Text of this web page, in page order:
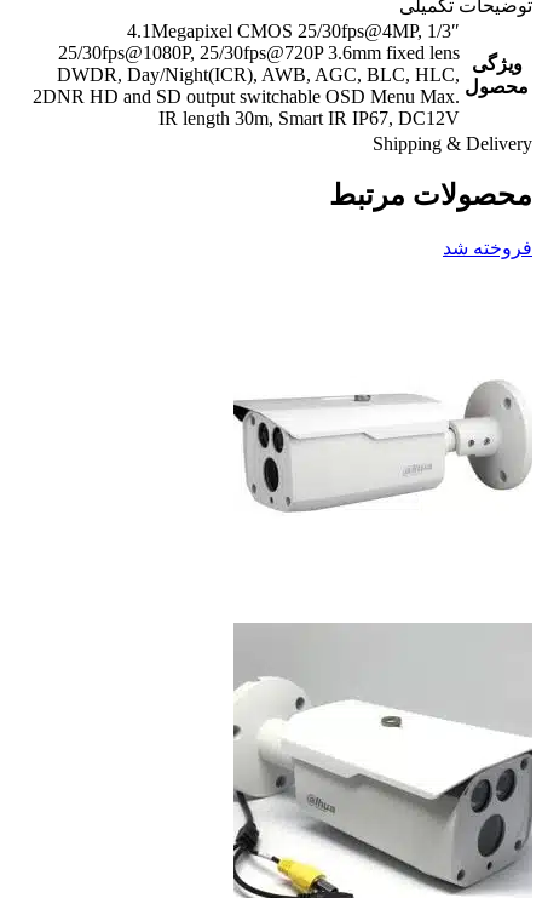
توضیحات تکمیلی
ویژگی
محصول
1/3″ 4.1Megapixel CMOS 25/30fps@4MP,
25/30fps@1080P, 25/30fps@720P 3.6mm fixed lens
DWDR, Day/Night(ICR), AWB, AGC, BLC, HLC,
2DNR HD and SD output switchable OSD Menu Max.
IR length 30m, Smart IR IP67, DC12V
Shipping & Delivery
محصولات مرتبط
فروخته شد